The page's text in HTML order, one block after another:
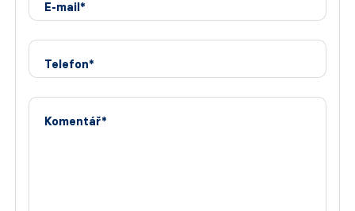
E-mail*
Telefon*
Komentář*